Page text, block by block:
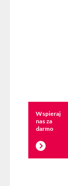
Wspieraj
nas za
darmo